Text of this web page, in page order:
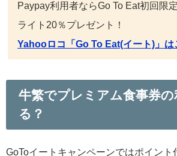
Paypay利用者ならGo To Eat初回限
ライト20％プレゼント！
Yahooロコ「Go To Eat(イート)」は
牛繁でプレミアム食事券の
る？
GoToイートキャンペーンではポイント